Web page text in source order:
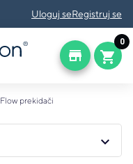
Uloguj seRegistruj se
store shopping_cart
0
Flow prekidači
keyboard_arrow_down